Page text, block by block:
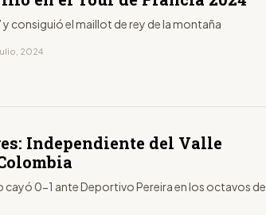
y consiguió el maillot de rey de la montaña
2024
Independiente del Valle
cayó 0-1 ante Deportivo Pereira en los octavos de